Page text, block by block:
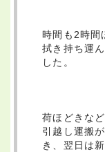
時間も2時間
拭き持ち運
した。
荷ほどきな
引越し運搬
き、翌日は